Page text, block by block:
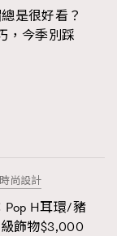
策聲明。
傳資訊，本人同意
廣用途。
是很好看？
，今季別踩
時尚設計
Pop H耳環/豬
飾物$3,000